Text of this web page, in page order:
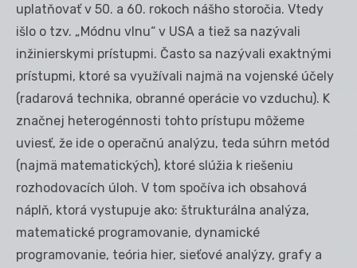
uplatňovať v 50. a 60. rokoch nášho storočia. Vtedy
išlo o tzv. „Módnu vlnu“ v USA a tiež sa nazývali
inžinierskymi prístupmi. Často sa nazývali exaktnými
prístupmi, ktoré sa využívali najmä na vojenské účely
(radarová technika, obranné operácie vo vzduchu). K
značnej heterogénnosti tohto prístupu môžeme
uviesť, že ide o operačnú analýzu, teda súhrn metód
(najmä matematických), ktoré slúžia k riešeniu
rozhodovacích úloh. V tom spočíva ich obsahová
náplň, ktorá vystupuje ako: štrukturálna analýza,
matematické programovanie, dynamické
programovanie, teória hier, sieťové analýzy, grafy a